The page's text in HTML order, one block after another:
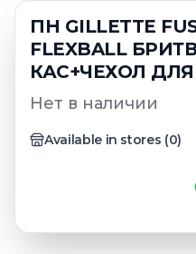
ПН GILLETTE
FLEXBALL
КАС+ЧЕХОЛ
Нет в наличии
Available in stores (0)